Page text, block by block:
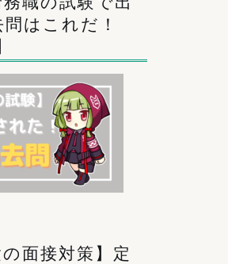
はこれだ！
の面接対策】定